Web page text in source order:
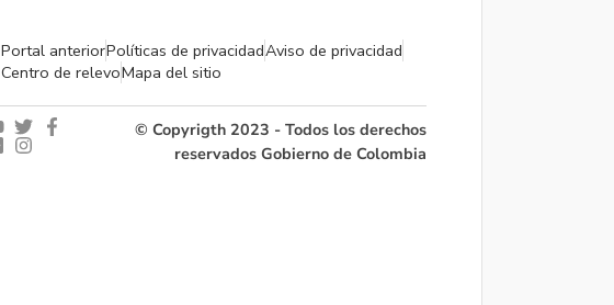
Portal anteriorPolíticas de privacidadAviso de privacidad
Centro de relevoMapa del sitio
© Copyrigth 2023 - Todos los derechos
reservados Gobierno de Colombia